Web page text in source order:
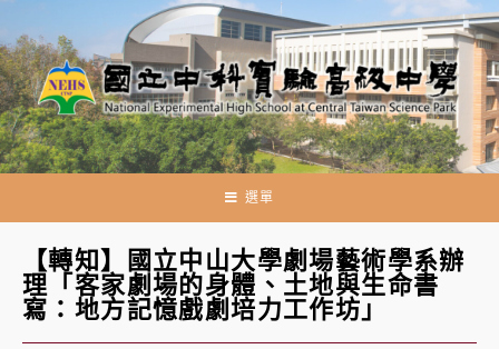
轉
至
主
要
內
選單
【轉知】國立中山大學劇場藝術學系辦
理「客家劇場的身體、土地與生命書
寫：地方記憶戲劇培力工作坊」